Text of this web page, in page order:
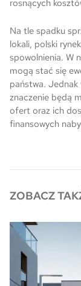
rosnących
Na tle spadku
lokali, polski
spowolnienia. W
mogą stać się
państwa.
znaczenie będą
ofert oraz ich
finansowych
ZOBACZ